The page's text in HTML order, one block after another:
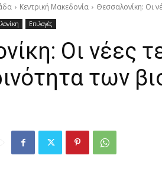
Κεντρική Μακεδονία Θεσσαλονίκη: Οι
Επιλογές
Οι νέες
των